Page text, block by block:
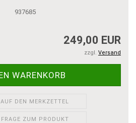
937685
249,00 EUR
zzgl. Versand
AUF DEN MERKZETTEL
FRAGE ZUM PRODUKT